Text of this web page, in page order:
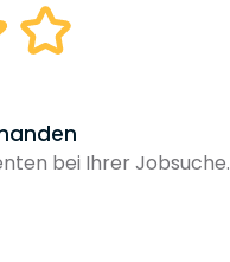
bei Ihrer Jobsuche.